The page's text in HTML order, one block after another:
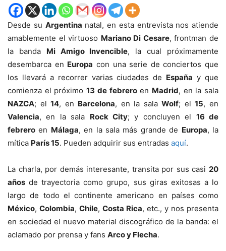
Desde su Argentina natal, en esta entrevista nos atiende
amablemente el virtuoso Mariano Di Cesare, frontman de
la banda Mi Amigo Invencible, la cual próximamente
desembarca en Europa con una serie de conciertos que
los llevará a recorrer varias ciudades de España y que
comienza el próximo13 de febreroen Madrid, en la sala
NAZCA; el14, en Barcelona, en la salaWolf; el15, en
Valencia, en la sala Rock City; y concluyen el 16 de
febrero en Málaga, en la sala más grande de Europa, la
mítica París 15. Pueden adquirir sus entradas aquí.
La charla, por demás interesante, transita por sus casi 20
años de trayectoria como grupo, sus giras exitosas a lo
largo de todo el continente americano en países como
México, Colombia, Chile, Costa Rica, etc., y nos presenta
en sociedad el nuevo material discográfico de la banda: el
aclamado por prensa y fans Arco y Flecha.